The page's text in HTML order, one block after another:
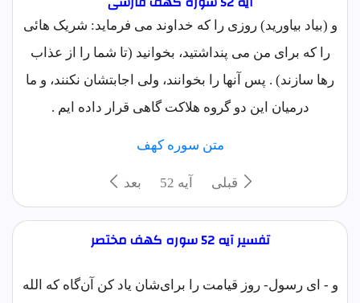
و (بیاد بیاورید) روزی را که خداوند می فرماید: شریک هائی
را که برای من می پنداشتید، بخوانید (تا شما را از عذاب
رها سازند) . پس آنها را بخوانند، ولی اجابتشان نکنند، و ما
درمیان این دو گروه هلاکت گاهی قرار داده ایم .
متن سوره كهف
قبلی آيه 52 بعد
تفسیر آیه 52 سوره كهف مختصر
و - ای رسول- روز قیامت را برای‌شان یاد کن آن‌گاه که الله